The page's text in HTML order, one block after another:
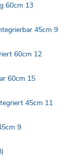
60cm 13
45cm 9
60cm 12
60cm 15
45cm 11
9